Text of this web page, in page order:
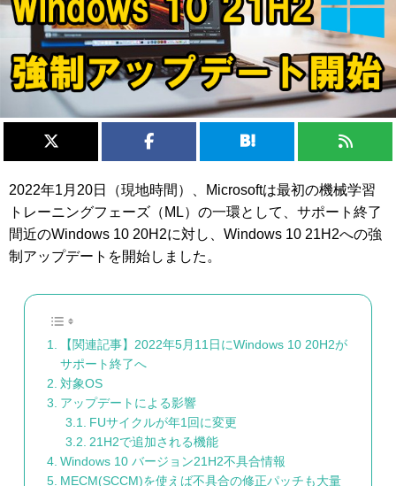
2022年1月20日（現地時間）、Microsoftは最初の機械学習
トレーニングフェーズ（ML）の一環として、サポート終了
間近のWindows 10 20H2に対し、Windows 10 21H2への強
制アップデートを開始しました。
【関連記事】2022年5月11日にWindows 10 20H2が
サポート終了へ
対象OS
アップデートによる影響
FUサイクルが年1回に変更
21H2で追加される機能
Windows 10 バージョン21H2不具合情報
MECM(SCCM)を使えば不具合の修正パッチも大量